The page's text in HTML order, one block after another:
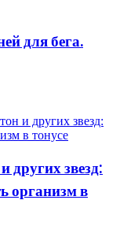
для бега.
других звезд:
организм в